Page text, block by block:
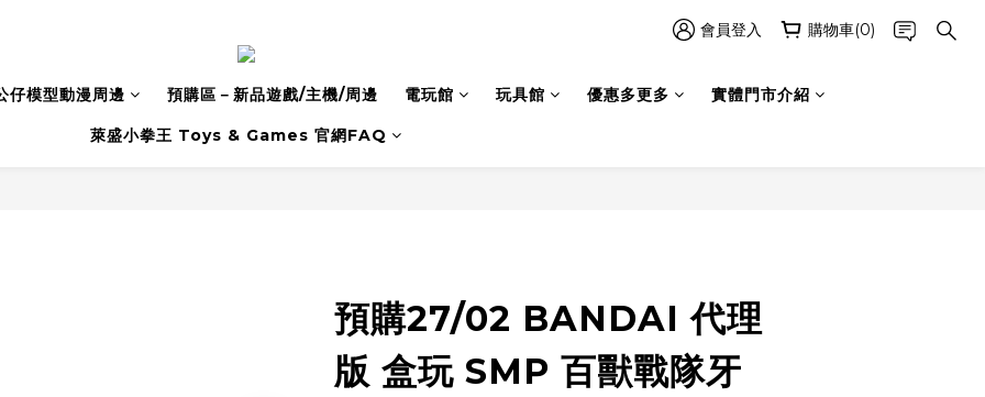
會員登入 購物車(0)
仔模型動漫周邊 預購區－新品遊戲/主機/周邊 電玩館 玩具館 優惠多更多 實體門市介紹
萊盛小拳王 Toys & Games 官網FAQ
預購27/02 BANDAI 代理
版 盒玩 SMP 百獸戰隊牙